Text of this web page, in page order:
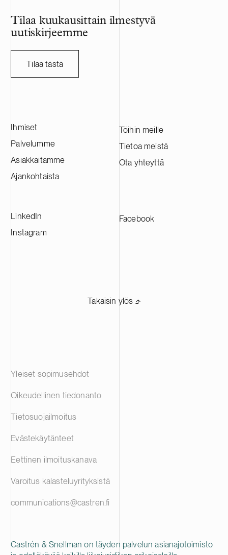
Tilaa kuukausittain ilmestyvä
uutiskirjeemme
Tilaa tästä
Ihmiset
Palvelumme
Asiakkaitamme
Ajankohtaista
Töihin meille
Tietoa meistä
Ota yhteyttä
LinkedIn
Instagram
Facebook
Takaisin ylös ⬏
Castrén & Snellman on täyden palvelun asianajotoimisto
Yleiset sopimusehdot
Oikeudellinen tiedonanto
Tietosuojailmoitus
Evästekäytänteet
Eettinen ilmoituskanava
Varoitus kalasteluyrityksistä
communications@castren.fi